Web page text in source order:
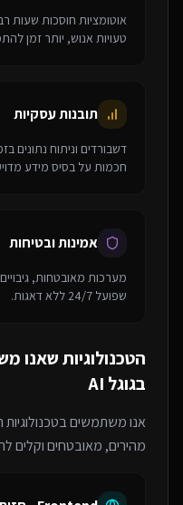
אוטומציות חוסכות שעות
טעויות אנוש, יותר זמן
תובנות עסקיות
דשבורדים וניתוח נתונים
חכמות על בסיס מידע
אמינות ובטיחות
מערכות מאובטחות,
שפועל 24/7 ללא דאגות.
הטכנולוגיות שאנו
בגוגל AI
אנו משתמשים בטכנולוגיות
מהירים, מאובטחים וקלים